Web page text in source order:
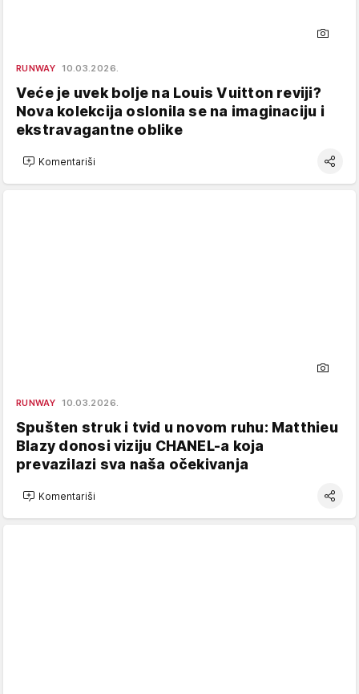
RUNWAY 10.03.2026.
Veće je uvek bolje na Louis Vuitton reviji?
Nova kolekcija oslonila se na imaginaciju i
ekstravagantne oblike
Komentariši
RUNWAY 10.03.2026.
Spušten struk i tvid u novom ruhu: Matthieu
Blazy donosi viziju CHANEL-a koja
prevazilazi sva naša očekivanja
Komentariši